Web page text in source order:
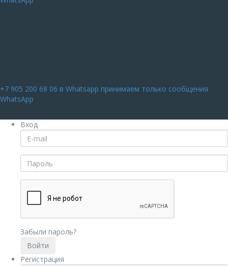
+7 905 200 68 06 в Whatsapp принимаем только сообщения
WhatsApp
Вход
Забыли пароль?
Регистрация